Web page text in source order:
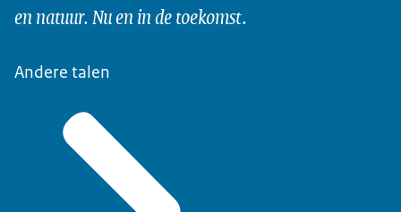
en natuur. Nu en in de toekomst.
Andere talen